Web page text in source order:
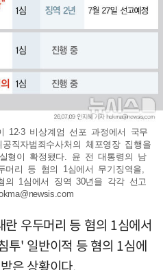
12·3 비상계엄 선포 과정에서 국무
직자범죄수사처의 체포영장 집행을
형이 확정됐다. 윤 전 대통령의 남
리 등 혐의 1심에서 무기징역을,
의 1심에서 징역 30년을 각각 선고
우두머리 등 혐의 1심에서
투' 일반이적 등 혐의 1심에
은 상황이다.